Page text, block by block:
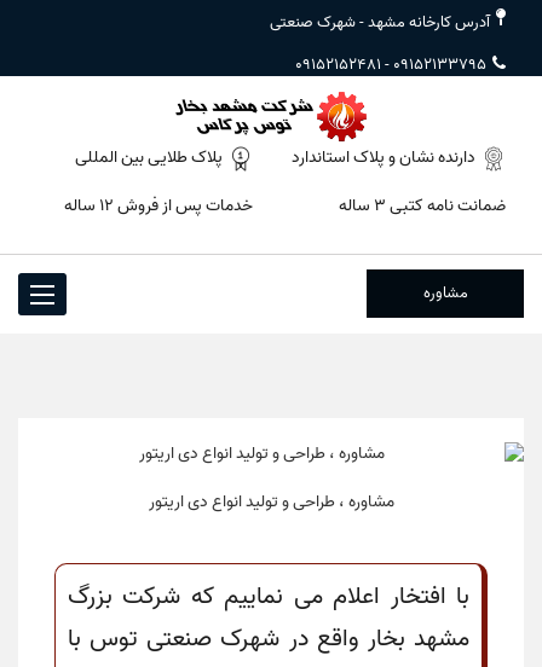
آدرس کارخانه مشهد - شهرک صنعتی
09152133795
-
09152152481
دارنده نشان و پلاک استاندارد
ضمانت نامه کتبی ۳ ساله
پلاک طلایی بین المللی
خدمات پس از فروش ۱۲ ساله
Toggle
مشاوره
مشاوره ، طراحی و تولید انواع دی اریتور
با افتخار اعلام می نماییم که شرکت بزرگ
مشهد بخار واقع در شهرک صنعتی توس با